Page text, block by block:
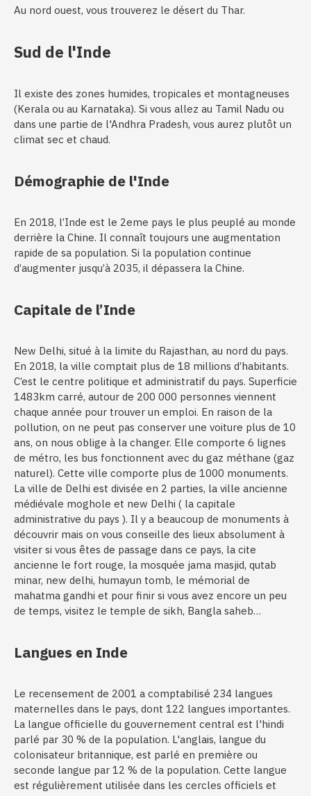
Au nord ouest, vous trouverez le désert du Thar.
Sud de l'Inde
Il existe des zones humides, tropicales et montagneuses
(Kerala ou au Karnataka). Si vous allez au Tamil Nadu ou
dans une partie de l'Andhra Pradesh, vous aurez plutôt un
climat sec et chaud.
Démographie de l'Inde
En 2018, l’Inde est le 2eme pays le plus peuplé au monde
derrière la Chine. Il connaît toujours une augmentation
rapide de sa population. Si la population continue
d’augmenter jusqu’à 2035, il dépassera la Chine.
Capitale de l’Inde
New Delhi, situé à la limite du Rajasthan, au nord du pays.
En 2018, la ville comptait plus de 18 millions d’habitants.
C’est le centre politique et administratif du pays. Superficie
1483km carré, autour de 200 000 personnes viennent
chaque année pour trouver un emploi. En raison de la
pollution, on ne peut pas conserver une voiture plus de 10
ans, on nous oblige à la changer. Elle comporte 6 lignes
de métro, les bus fonctionnent avec du gaz méthane (gaz
naturel). Cette ville comporte plus de 1000 monuments.
La ville de Delhi est divisée en 2 parties, la ville ancienne
médiévale moghole et new Delhi ( la capitale
administrative du pays ). Il y a beaucoup de monuments à
découvrir mais on vous conseille des lieux absolument à
visiter si vous êtes de passage dans ce pays, la cite
ancienne le fort rouge, la mosquée jama masjid, qutab
minar, new delhi, humayun tomb, le mémorial de
mahatma gandhi et pour finir si vous avez encore un peu
de temps, visitez le temple de sikh, Bangla saheb…
Langues en Inde
Le recensement de 2001 a comptabilisé 234 langues
maternelles dans le pays, dont 122 langues importantes.
La langue officielle du gouvernement central est l'hindi
parlé par 30 % de la population. L'anglais, langue du
colonisateur britannique, est parlé en première ou
seconde langue par 12 % de la population. Cette langue
est régulièrement utilisée dans les cercles officiels et